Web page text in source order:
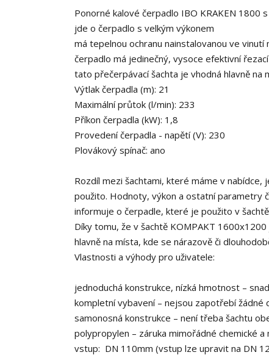
Ponorné kalové čerpadlo IBO KRAKEN 1800
jde o čerpadlo s velkým výkonem
má tepelnou ochranu nainstalovanou ve vinutí
čerpadlo má jedinečný, vysoce efektivní
tato přečerpávací šachta je vhodná hlavně
Výtlak čerpadla (m): 21
Maximální průtok (l/min): 233
Příkon čerpadla (kW): 1,8
Provedení čerpadla - napětí (V): 230
Plovákový spínač: ano
Rozdíl mezi šachtami, které máme v
použito. Hodnoty, výkon a ostatní parametry
informuje o čerpadle, které je použito v
Díky tomu, že v šachtě KOMPAKT
hlavně na místa, kde se nárazově či
Vlastnosti a výhody pro uživatele:
jednoduchá konstrukce, nízká hmotnost –
kompletní vybavení – nejsou zapotřebí žádné
samonosná konstrukce – není třeba šachtu
polypropylen – záruka mimořádné chemické
vstup: DN 110mm (vstup lze upravit na DN